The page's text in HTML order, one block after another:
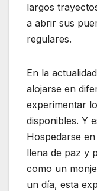
largos
a abrir sus
regulares.
En la
alojarse en
experimentar
disponibles. Y
Hospedarse
llena de paz y
como un
un día, esta